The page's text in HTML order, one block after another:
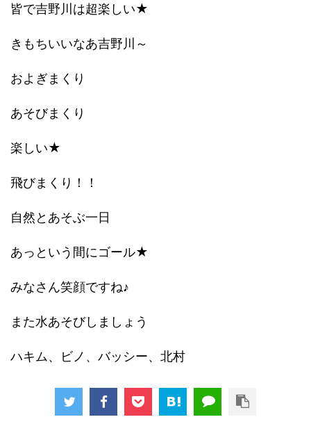
皆で吉野川は超楽しい★
きもちいいなあ吉野川～
およぎまくり
あそびまくり
楽しい★
飛びまくり！！
自然とあそぶ一日
あっという間にゴール★
みなさん笑顔ですね♪
また水あそびしましょう
ハキム、ビノ、バッシー、北村